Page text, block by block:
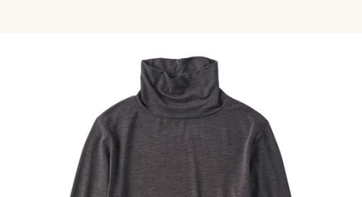
ジュニア・ティーンズ下着
キッチン・雑貨・日用品
寝具・インテリア・家具
寝具・インテリア・家具通販すべて
家具・収納
美容・健康通販すべて
制服・スクール
ジュニア・ティーンズ下着
キッチン・雑貨・日用品
寝具・インテリア・家具通販すべて
寝具・ベッド
美容・健康通販すべて
美容・健康・サプリメント
制服・スクール
制服・スクールすべて
大きいサイズ